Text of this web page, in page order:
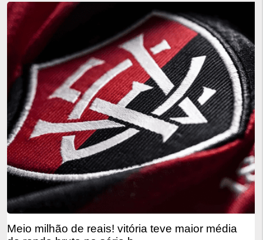
meio milhão de reais! vitória teve maior média